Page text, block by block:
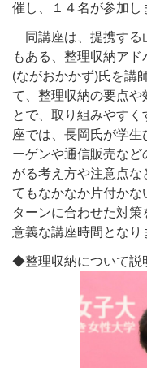
催し、１４名が参加し
同講座は、提携する
もある、整理収納ア
(ながおかかず)氏を講
て、整理収納の要点や
とで、取り組みやす
座では、長岡氏が学
ーゲンや通信販売な
がる考え方や注意点
てもなかなか片付か
ターンに合わせた対
意義な講座時間となり
◆整理収納について説